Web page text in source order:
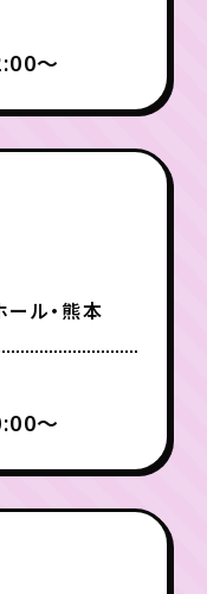
〜
ル・熊本
〜